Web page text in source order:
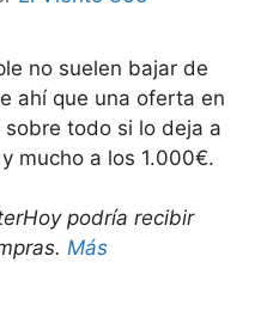
no suelen bajar de
ahí que una oferta en
todo si lo deja a
mucho a los 1.000€.
podría recibir
Más